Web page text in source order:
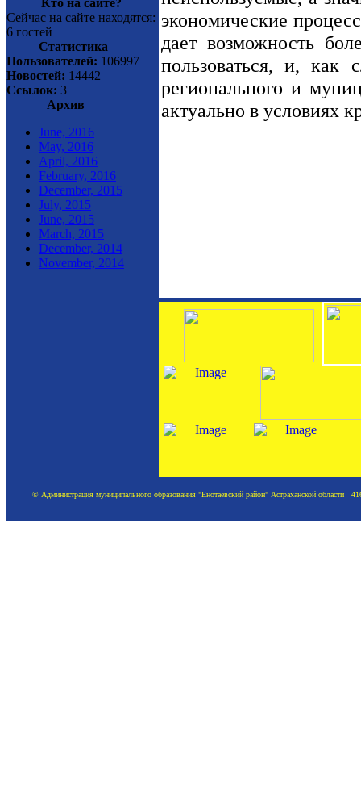
Кто на сайте?
Сейчас на сайте находятся:
6 гостей
Статистика
Пользователей: 106997
Новостей: 14442
Ссылок: 3
Архив
June, 2016
May, 2016
April, 2016
February, 2016
December, 2015
July, 2015
June, 2015
March, 2015
December, 2014
November, 2014
экономические
дает возможность
пользоваться, и, как
регионального и
актуально в условиях
© Администрация муниципального образования "Енотаевский район" Астраханской области